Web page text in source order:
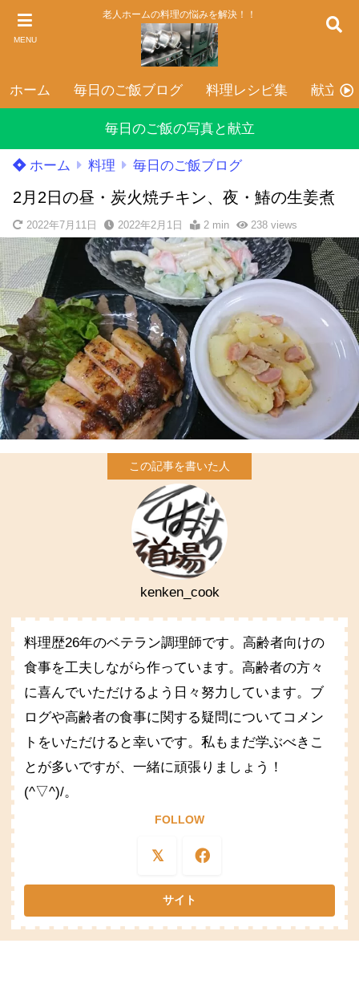
MENU
老人ホームの料理の悩みを解決！！
ホーム 毎日のご飯ブログ 料理レシピ集 献立表
毎日のご飯の写真と献立
ホーム 料理 毎日のご飯ブログ
2月2日の昼・炭火焼チキン、夜・鰆の生姜煮
2022年7月11日 2022年2月1日 2 min 238views
kenken_cook
料理歴26年のベテラン調理師です。高齢者向けの
食事を工夫しながら作っています。高齢者の方々
に喜んでいただけるよう日々努力しています。ブ
ログや高齢者の食事に関する疑問についてコメン
トをいただけると幸いです。私もまだ学ぶべきこ
とが多いですが、一緒に頑張りましょう！
(^▽^)/。
FOLLOW